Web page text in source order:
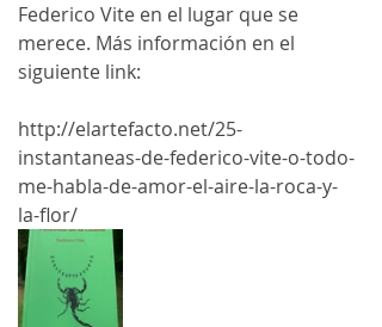
Federico Vite en el lugar que se
merece. Más información en el
siguiente link:
http://elartefacto.net/25-
instantaneas-de-federico-vite-o-todo-
me-habla-de-amor-el-aire-la-roca-y-
la-flor/